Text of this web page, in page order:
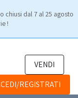
chiusi dal 7 al 25 agosto
!
VENDI
REGISTRATI